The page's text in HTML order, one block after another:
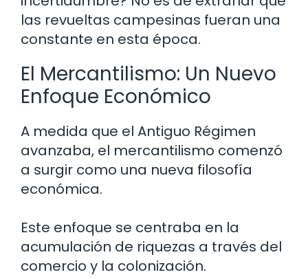
las revueltas campesinas fueran una
constante en esta época.
El Mercantilismo: Un Nuevo
Enfoque Económico
A medida que el Antiguo Régimen
avanzaba, el mercantilismo comenzó
a surgir como una nueva filosofía
económica.
Este enfoque se centraba en la
acumulación de riquezas a través del
comercio y la colonización.